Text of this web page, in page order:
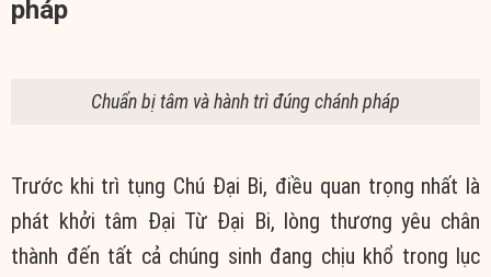
pháp
Chuẩn bị tâm và hành trì đúng chánh pháp
Trước khi trì tụng Chú Đại Bi, điều quan trọng nhất là
phát khởi tâm Đại Từ Đại Bi, lòng thương yêu chân
thành đến tất cả chúng sinh đang chịu khổ trong lục